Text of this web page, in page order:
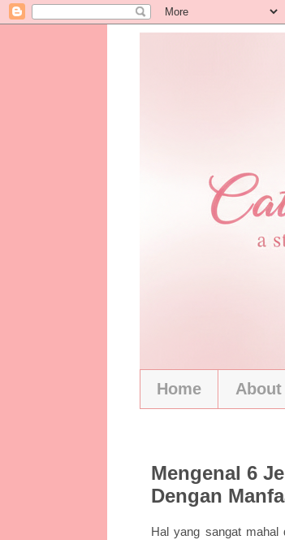
Home About
Mengenal 6
Dengan
Hal yang sangat mahal